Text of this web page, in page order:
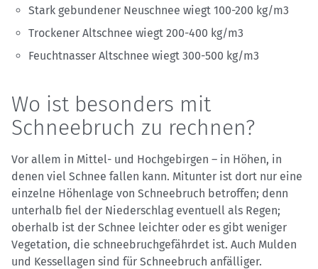
Stark gebundener Neuschnee wiegt 100-200 kg/m3
Trockener Altschnee wiegt 200-400 kg/m3
Feuchtnasser Altschnee wiegt 300-500 kg/m3
Wo ist besonders mit
Schneebruch zu rechnen?
Vor allem in Mittel- und Hochgebirgen – in Höhen, in
denen viel Schnee fallen kann. Mitunter ist dort nur eine
einzelne Höhenlage von Schneebruch betroffen; denn
unterhalb fiel der Niederschlag eventuell als Regen;
oberhalb ist der Schnee leichter oder es gibt weniger
Vegetation, die schneebruchgefährdet ist. Auch Mulden
und Kessellagen sind für Schneebruch anfälliger.